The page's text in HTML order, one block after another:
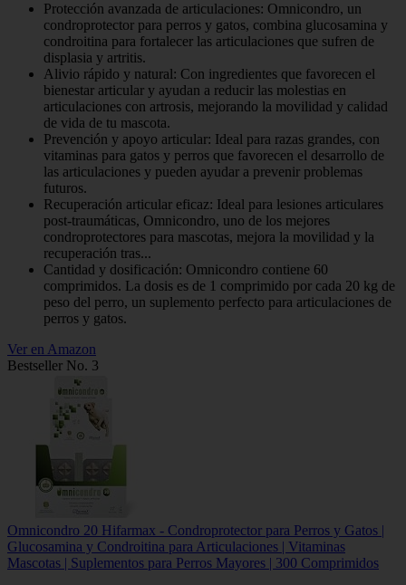
Protección avanzada de articulaciones: Omnicondro, un
condroprotector para perros y gatos, combina glucosamina y
condroitina para fortalecer las articulaciones que sufren de
displasia y artritis.
Alivio rápido y natural: Con ingredientes que favorecen el
bienestar articular y ayudan a reducir las molestias en
articulaciones con artrosis, mejorando la movilidad y calidad
de vida de tu mascota.
Prevención y apoyo articular: Ideal para razas grandes, con
vitaminas para gatos y perros que favorecen el desarrollo de
las articulaciones y pueden ayudar a prevenir problemas
futuros.
Recuperación articular eficaz: Ideal para lesiones articulares
post-traumáticas, Omnicondro, uno de los mejores
condroprotectores para mascotas, mejora la movilidad y la
recuperación tras...
Cantidad y dosificación: Omnicondro contiene 60
comprimidos. La dosis es de 1 comprimido por cada 20 kg de
peso del perro, un suplemento perfecto para articulaciones de
perros y gatos.
Ver en Amazon
Bestseller No. 3
Omnicondro 20 Hifarmax - Condroprotector para Perros y Gatos |
Glucosamina y Condroitina para Articulaciones | Vitaminas
Mascotas | Suplementos para Perros Mayores | 300 Comprimidos